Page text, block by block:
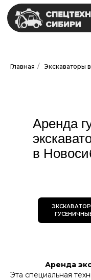
Главная / Экскаваторы
Аренда
в
Аренда
Эта специальная